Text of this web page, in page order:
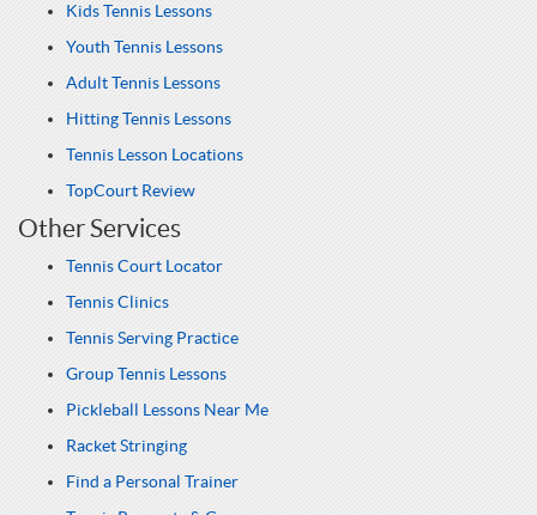
Kids Tennis Lessons
Youth Tennis Lessons
Adult Tennis Lessons
Hitting Tennis Lessons
Tennis Lesson Locations
TopCourt Review
Other Services
Tennis Court Locator
Tennis Clinics
Tennis Serving Practice
Group Tennis Lessons
Pickleball Lessons Near Me
Racket Stringing
Find a Personal Trainer